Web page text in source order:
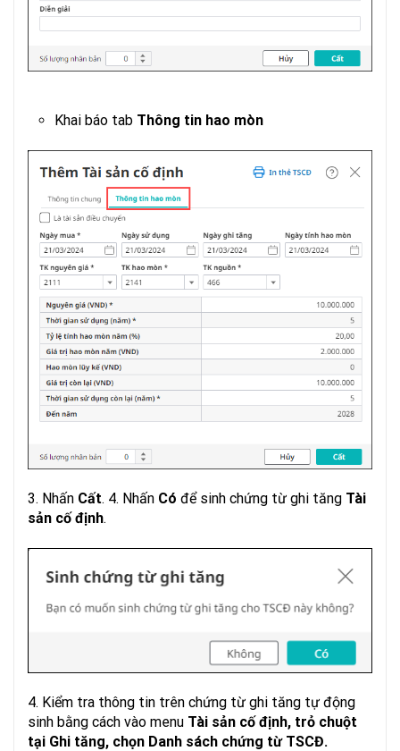
Khai báo tab Thông tin hao mòn
3. Nhấn Cất. 4. Nhấn Có để sinh chứng từ ghi tăng Tài
sản cố định.
4. Kiểm tra thông tin trên chứng từ ghi tăng tự động
sinh bằng cách vào menu Tài sản cố định, trỏ chuột
tại Ghi tăng, chọn Danh sách chứng từ TSCĐ.